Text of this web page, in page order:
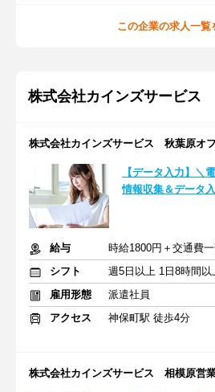
この企業の求人一覧
株式会社カインズサービス
株式会社カインズサービス 秋葉原オ
【データ入力】＼
情報収集＆データ
給与
時給1800円＋交通費
シフト
週5日以上 1日8時間以
雇用形態
派遣社員
アクセス
神保町駅 徒歩4分
株式会社カインズサービス 相模原営